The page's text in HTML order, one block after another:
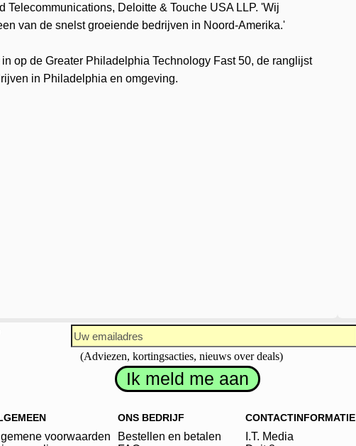
Telecommunications, Deloitte & Touche USA LLP. 'Wij
van de snelst groeiende bedrijven in Noord-Amerika.'
op de Greater Philadelphia Technology Fast 50, de ranglijst
in Philadelphia en omgeving.
(Adviezen, kortingsacties, nieuws over deals)
voorwaarden
ONS BEDRIJF
Bestellen en betalen
CONTACTINFORMATIE
I.T. Media